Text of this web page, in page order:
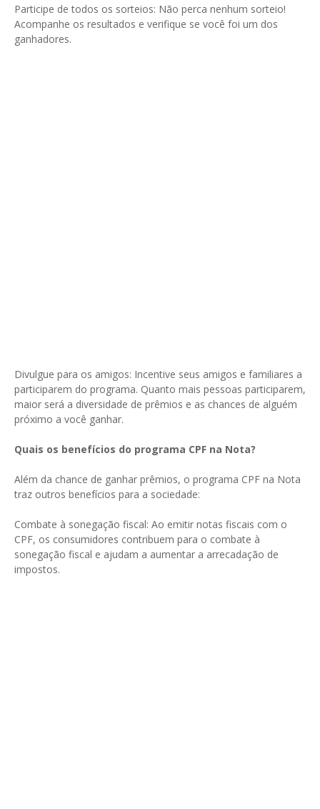
Participe de todos os sorteios: Não perca nenhum sorteio!
Acompanhe os resultados e verifique se você foi um dos
ganhadores.
Divulgue para os amigos: Incentive seus amigos e familiares a
participarem do programa. Quanto mais pessoas participarem,
maior será a diversidade de prêmios e as chances de alguém
próximo a você ganhar.
Quais os benefícios do programa CPF na Nota?
Além da chance de ganhar prêmios, o programa CPF na Nota
traz outros benefícios para a sociedade:
Combate à sonegação fiscal: Ao emitir notas fiscais com o
CPF, os consumidores contribuem para o combate à
sonegação fiscal e ajudam a aumentar a arrecadação de
impostos.